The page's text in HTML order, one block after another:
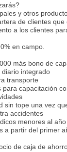
y otros
de clientes
a los clientes
en campo.
más bono de
integrado
transporte
capacitación
sin tope una vez
accidentes
menores al
a partir del primer
de caja de